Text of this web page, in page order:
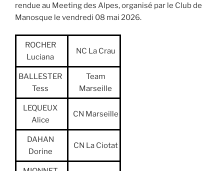
rendue au Meeting des Alpes, organisé par le Club de
Manosque le vendredi 08 mai 2026.
ROCHER
Luciana
NC La Crau
BALLESTER
Tess
Team
Marseille
LEQUEUX
Alice
CN Marseille
DAHAN
Dorine
CN La Ciotat